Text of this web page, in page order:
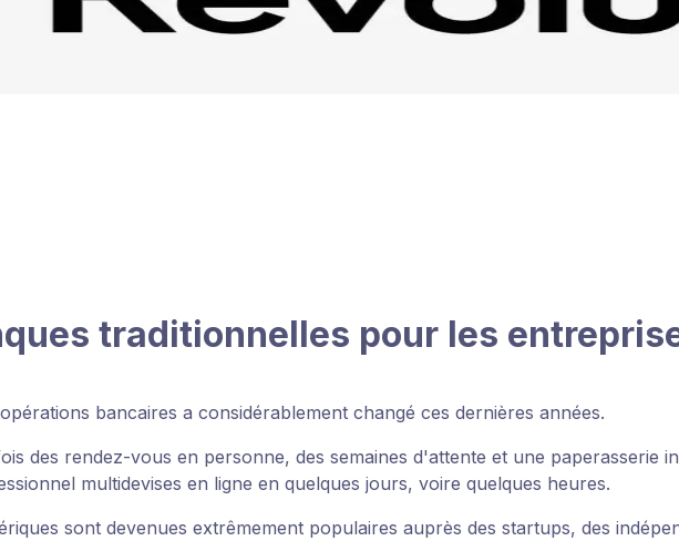
traditionnelles pour les
bancaires a considérablement changé ces dernières années.
des rendez-vous en personne, des semaines d'attente et une paperasserie
multidevises en ligne en quelques jours, voire quelques heures.
sont devenues extrêmement populaires auprès des startups, des